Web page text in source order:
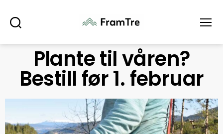
Plante til våren?
Bestill før 1. februar